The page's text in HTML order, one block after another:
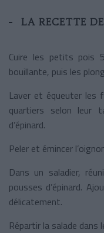
LA RECETTE
Cuire les petits pois
bouillante, puis les
Laver et équeuter les
quartiers selon leur
d’épinard.
Peler et émincer
Dans un saladier,
pousses d’épinard.
délicatement.
Répartir la salade dans